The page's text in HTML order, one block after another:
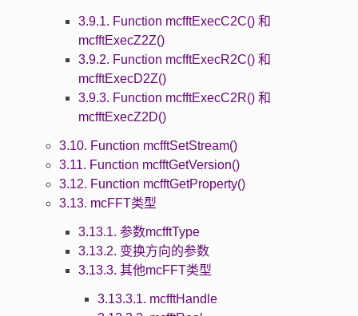
3.9.1. Function mcfftExecC2C() 和
mcfftExecZ2Z()
3.9.2. Function mcfftExecR2C() 和
mcfftExecD2Z()
3.9.3. Function mcfftExecC2R() 和
mcfftExecZ2D()
3.10. Function mcfftSetStream()
3.11. Function mcfftGetVersion()
3.12. Function mcfftGetProperty()
3.13. mcFFT类型
3.13.1. 参数mcfftType
3.13.2. 变换方向的参数
3.13.3. 其他mcFFT类型
3.13.3.1. mcfftHandle